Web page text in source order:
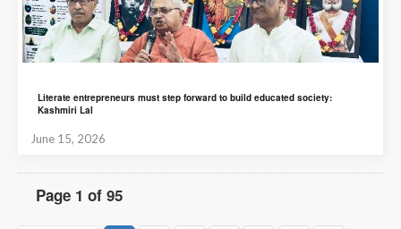
Literate entrepreneurs must step forward to build educated society:
Kashmiri Lal
June 15, 2026
Page 1 of 95